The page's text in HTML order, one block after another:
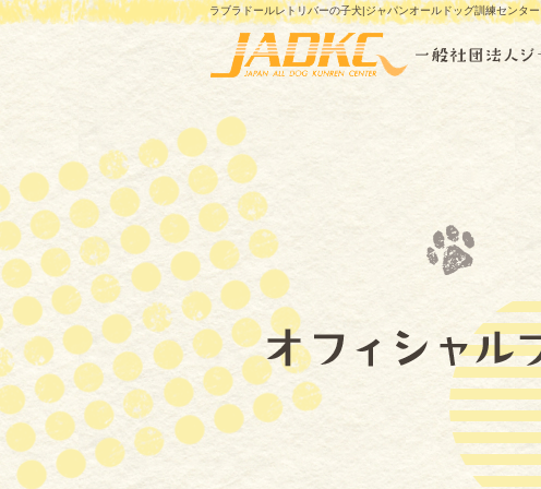
ラブラドールレトリバーの子犬|ジャパンオールドッグ訓練センター